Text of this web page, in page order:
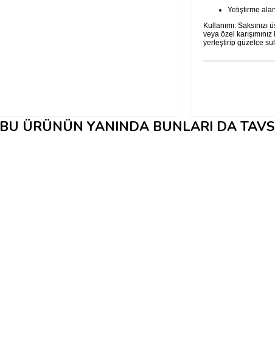
Yetiştirme
Kullanımı:
veya özel
yerleştirip güzelce
BU ÜRÜNÜN YANINDA BUNLARI DA